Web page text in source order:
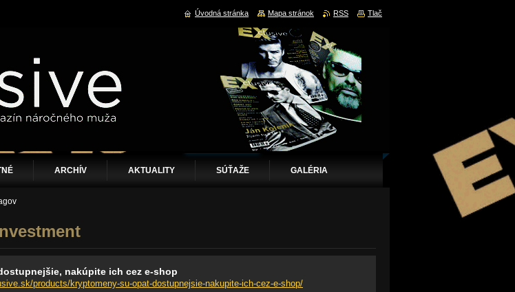
ARCHÍV AKTUALITY SÚŤAŽE GALÉRIA
nakúpite ich cez e-shop
products/kryptomeny-su-opat-dostupnejsie-nakupite-ich-cez-e-shop/
Úvodná stránka Mapa stránok RSS Tlač